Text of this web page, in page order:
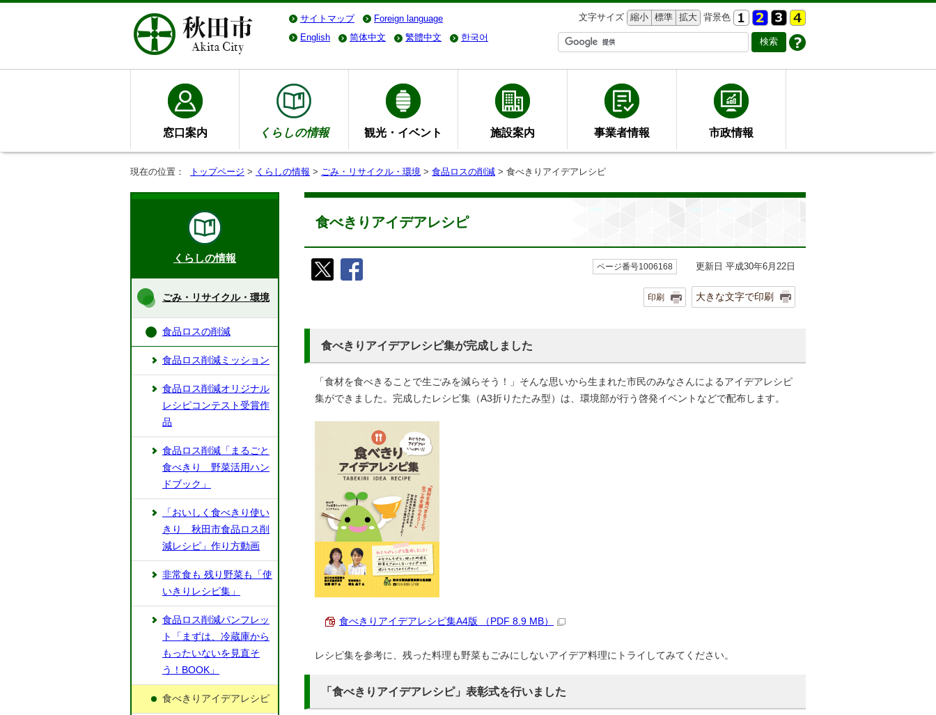
サイトマップ Foreign language 文字サイズ 縮小 標準 拡大 背景色
English
简体中文 繁體中文 한국어
窓口案内 くらしの情報 観光・イベント 施設案内 事業者情報 市政情報
現在の位置： トップページ > くらしの情報 > ごみ・リサイクル・環境 > 食品ロスの削減 > 食べきりアイデアレシピ
食べきりアイデアレシピ
ページ番号1006168 更新日 平成30年6月22日
印刷 大きな文字で印刷
食べきりアイデアレシピ集が完成しました
「食材を食べきることで生ごみを減らそう！」そんな思いから生まれた市民のみなさんによるアイデアレシピ
集ができました。完成したレシピ集（A3折りたたみ型）は、環境部が行う啓発イベントなどで配布します。
食べきりアイデアレシピ集A4版 （PDF 8.9 MB）
レシピ集を参考に、残った料理も野菜もごみにしないアイデア料理にトライしてみてください。
「食べきりアイデアレシピ」表彰式を行いました
くらしの情報
ごみ・リサイクル・環境
食品ロスの削減
食品ロス削減ミッション
食品ロス削減オリジナル
レシピコンテスト受賞作
品
食品ロス削減「まるごと
食べきり 野菜活用ハン
ドブック」
「おいしく食べきり使い
きり 秋田市食品ロス削
減レシピ」作り方動画
非常食も 残り野菜も「使
いきりレシピ集」
食品ロス削減パンフレッ
ト「まずは、冷蔵庫から
もったいないを見直そ
う！BOOK」
食べきりアイデアレシピ